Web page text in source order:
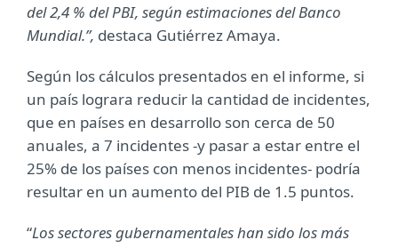
del 2,4 % del PBI, según estimaciones del Banco
Mundial.”, destaca Gutiérrez Amaya.
Según los cálculos presentados en el informe, si
un país lograra reducir la cantidad de incidentes,
que en países en desarrollo son cerca de 50
anuales, a 7 incidentes -y pasar a estar entre el
25% de los países con menos incidentes- podría
resultar en un aumento del PIB de 1.5 puntos.
“Los sectores gubernamentales han sido los más